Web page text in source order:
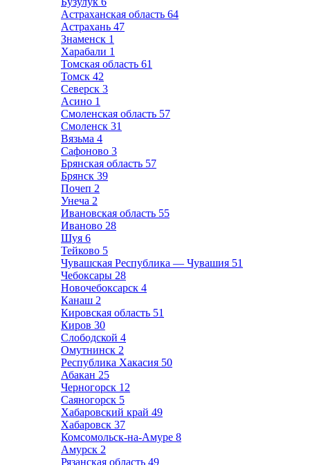
Астраханская область 64
Астрахань 47
Знаменск 1
Харабали 1
Томская область 61
Томск 42
Северск 3
Асино 1
Смоленская область 57
Смоленск 31
Вязьма 4
Сафоново 3
Брянская область 57
Брянск 39
Почеп 2
Унеча 2
Ивановская область 55
Иваново 28
Шуя 6
Тейково 5
Чувашская Республика — Чувашия 51
Чебоксары 28
Новочебоксарск 4
Канаш 2
Кировская область 51
Киров 30
Слободской 4
Омутнинск 2
Республика Хакасия 50
Абакан 25
Черногорск 12
Саяногорск 5
Хабаровский край 49
Хабаровск 37
Комсомольск-на-Амуре 8
Амурск 2
Рязанская область 49